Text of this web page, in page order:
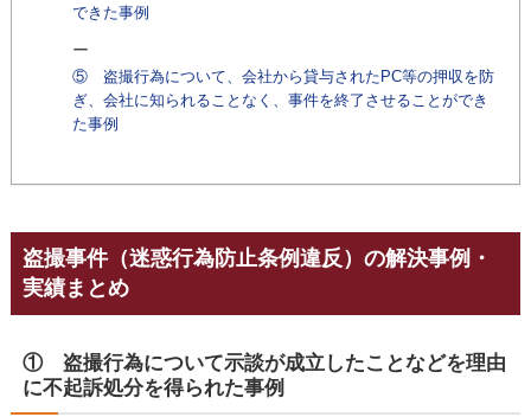
できた事例
⑤ 盗撮行為について、会社から貸与されたPC等の押収を防
ぎ、会社に知られることなく、事件を終了させることができ
た事例
盗撮事件（迷惑行為防止条例違反）の解決事例・
実績まとめ
① 盗撮行為について示談が成立したことなどを理由
に不起訴処分を得られた事例